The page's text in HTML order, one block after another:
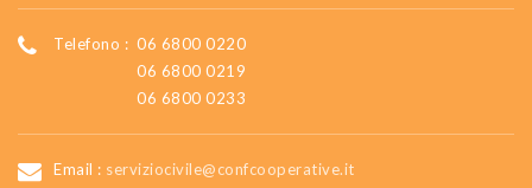
Telefono : 06 6800 0220
06 6800 0219
06 6800 0233
Email : serviziocivile@confcooperative.it